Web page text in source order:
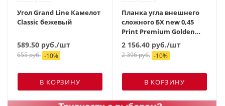
Угол Grand Line Камелот
Classic бежевый
589.50 руб./шт
655руб. -10%
В КОРЗИНУ
Планка угла внешнего
сложного БХ new 0,45
Print Premium Golden
Wood Fresh TwinColor
(2м)
2 156.40 руб./шт
2 396руб. -10%
В КОРЗИНУ